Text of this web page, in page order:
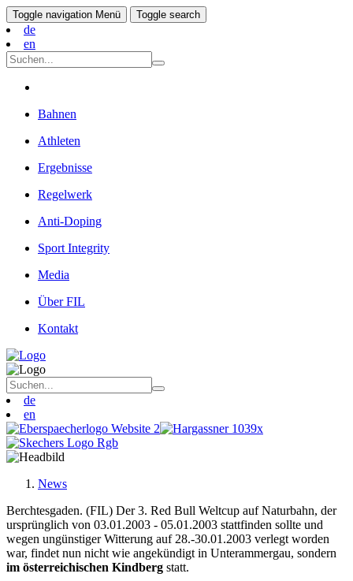
Toggle navigation Menü Toggle search
de
en
Bahnen
Athleten
Ergebnisse
Regelwerk
Anti-Doping
Sport Integrity
Media
Über FIL
Kontakt
de
en
News
Berchtesgaden. (FIL) Der 3. Red Bull Weltcup auf Naturbahn, der
ursprünglich von 03.01.2003 - 05.01.2003 stattfinden sollte und
wegen ungünstiger Witterung auf 28.-30.01.2003 verlegt worden
war, findet nun nicht wie angekündigt in Unterammergau, sondern
im österreichischen Kindberg statt.